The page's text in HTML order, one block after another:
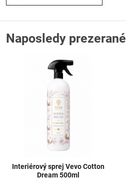
Naposledy prezerané
Interiérový sprej Vevo Cotton
Dream 500ml